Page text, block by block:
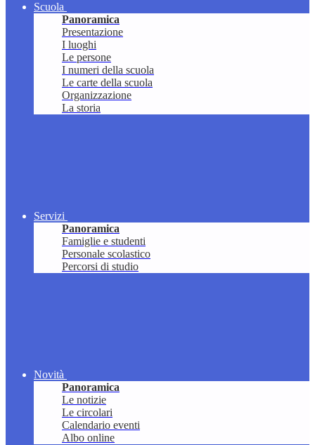
Scuola
Panoramica
Presentazione
I luoghi
Le persone
I numeri della scuola
Le carte della scuola
Organizzazione
La storia
Servizi
Panoramica
Famiglie e studenti
Personale scolastico
Percorsi di studio
Novità
Panoramica
Le notizie
Le circolari
Calendario eventi
Albo online